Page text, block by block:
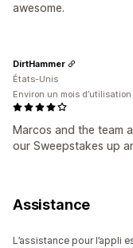
awesome.
Marcos and the team
our Sweepstakes up
DirtHammer
États-Unis
Environ un mois
Assistance
L’assistance pour l’appli